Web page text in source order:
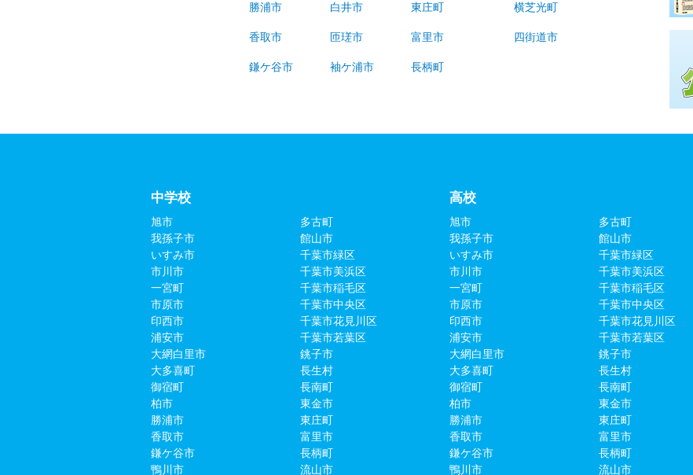
勝浦市 白井市 東庄町 横芝光町
香取市 匝瑳市 富里市 四街道市
鎌ケ谷市 袖ケ浦市 長柄町
中学校
旭市
我孫子市
いすみ市
市川市
一宮町
市原市
印西市
浦安市
大網白里市
大多喜町
御宿町
柏市
勝浦市
香取市
鎌ケ谷市
鴨川市
多古町
館山市
千葉市緑区
千葉市美浜区
千葉市稲毛区
千葉市中央区
千葉市花見川区
千葉市若葉区
銚子市
長生村
長南町
東金市
東庄町
富里市
長柄町
流山市
高校
旭市
我孫子市
いすみ市
市川市
一宮町
市原市
印西市
浦安市
大網白里市
大多喜町
御宿町
柏市
勝浦市
香取市
鎌ケ谷市
鴨川市
多古町
館山市
千葉市緑区
千葉市美浜区
千葉市稲毛区
千葉市中央区
千葉市花見川区
千葉市若葉区
銚子市
長生村
長南町
東金市
東庄町
富里市
長柄町
流山市